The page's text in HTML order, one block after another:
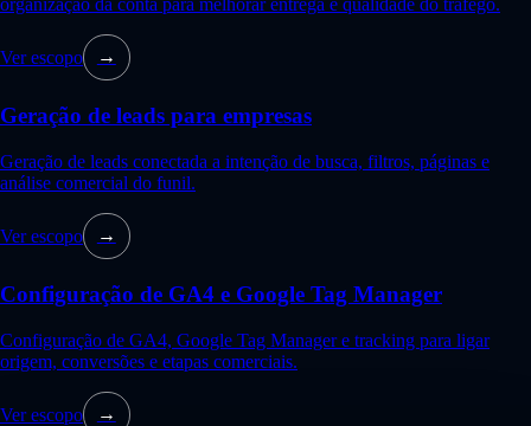
Ver escopo →
Geração de leads para empresas
Geração de leads conectada a intenção de busca, filtros, páginas e
análise comercial do funil.
Ver escopo →
Configuração de GA4 e Google Tag Manager
Configuração de GA4, Google Tag Manager e tracking para ligar
origem, conversões e etapas comerciais.
Ver escopo →